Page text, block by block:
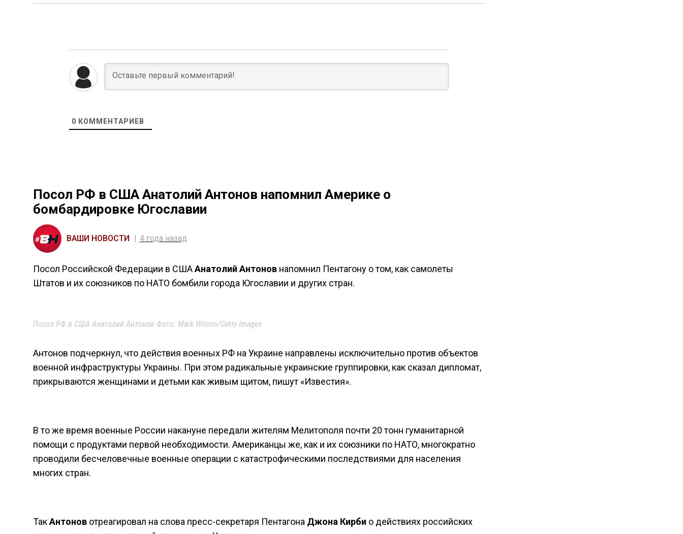
0 КОММЕНТАРИЕВ
Посол РФ в США Анатолий Антонов напомнил Америке о
бомбардировке Югославии
ВАШИ НОВОСТИ 4 года назад
Посол Российской Федерации в СШААнатолий Антоновнапомнил Пентагону о том, как самолеты
Штатов и их союзников по НАТО бомбили города Югославии и других стран.
Посол РФ в США Анатолий Антонов Фото: Mark Wilson/Getty Images
Антонов подчеркнул, что действия военных РФ на Украине направлены исключительно против объектов
военной инфраструктуры Украины. При этом радикальные украинские группировки, как сказал дипломат,
прикрываются женщинами и детьми как живым щитом, пишут «Известия».
В то же время военные России накануне передали жителям Мелитополя почти 20 тонн гуманитарной
помощи с продуктами первой необходимости. Американцы же, как и их союзники по НАТО, многократно
проводили бесчеловечные военные операции с катастрофическими последствиями для населения
многих стран.
ТакАнтоновотреагировал на слова пресс-секретаря Пентагона Джона Кирби о действиях российских